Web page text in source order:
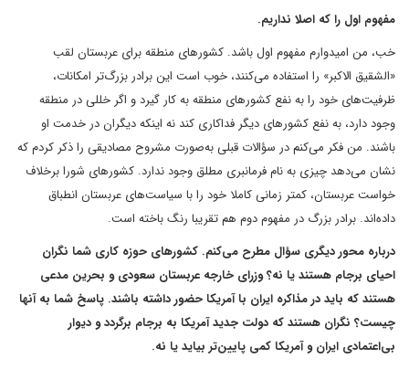
مفهوم اول را که اصلا نداریم.
خب، من امیدوارم مفهوم اول باشد. کشورهای منطقه برای عربستان لقب
«الشقیق الاکبر» را استفاده می‌کنند، خوب است این برادر بزرگ‌تر امکانات،
ظرفیت‌های خود را به نفع کشورهای منطقه به کار گیرد و اگر خللی در منطقه
وجود دارد، به نفع کشورهای دیگر فداکاری کند نه اینکه دیگران در خدمت او
باشند. من فکر می‌کنم در سؤالات قبلی به‌صورت مشروح مصادیقی را ذکر کردم که
نشان می‌دهد چیزی به نام فرمانبری مطلق وجود ندارد. کشورهای شورا برخلاف
خواست عربستان، کمتر زمانی کاملا خود را با سیاست‌های عربستان انطباق
داده‌اند. برادر بزرگ در مفهوم دوم هم تقریبا رنگ باخته است.
درباره محور دیگری سؤال مطرح می‌کنم. کشورهای حوزه کاری شما نگران
احیای برجام هستند یا نه؟ وزرای خارجه عربستان سعودی و بحرین مدعی
هستند که باید در مذاکره ایران با آمریکا حضور داشته باشند. پاسخ شما به آنها
چیست؟ نگران هستند که دولت جدید آمریکا به برجام برگردد و دیوار
بی‌اعتمادی ایران و آمریکا کمی پایین‌تر بیاید یا نه.